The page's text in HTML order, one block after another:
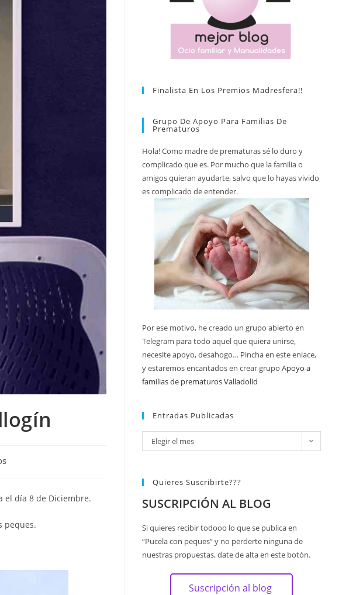
el día 8 de Diciembre.
peques.
Finalista En Los Premios Madresfera!!
Grupo De Apoyo Para Familias De
Prematuros
Hola! Como madre de prematuras sé lo duro y
complicado que es. Por mucho que la familia o
amigos quieran ayudarte, salvo que lo hayas vivido
es complicado de entender.
Por ese motivo, he creado un grupo abierto en
Telegram para todo aquel que quiera unirse,
necesite apoyo, desahogo… Pincha en este enlace,
y estaremos encantados en crear grupo Apoyo a
familias de prematuros Valladolid
Entradas Publicadas
Elegir el mes
Quieres Suscribirte???
SUSCRIPCIÓN AL BLOG
Si quieres recibir todooo lo que se publica en
“Pucela con peques” y no perderte ninguna de
nuestras propuestas, date de alta en este botón.
Suscripción al blog